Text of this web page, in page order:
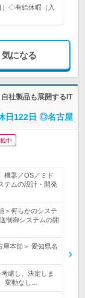
）◇有給休暇（入
気になる
社製品も展開するIT
日122日 ◎名古屋
中
機器／OS／ミド
テムの設計・開発
＞何らかのシステ
制御システムの開
屋本部＞ 愛知県名
慮し、決定しま
変動なし…